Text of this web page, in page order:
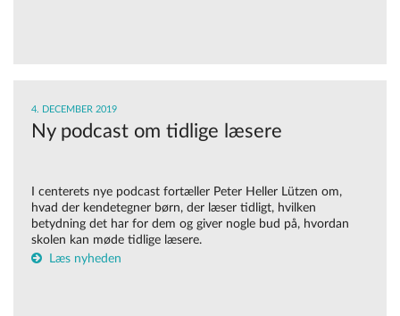
4. DECEMBER 2019
Ny podcast om tidlige læsere
I centerets nye podcast fortæller Peter Heller Lützen om,
hvad der kendetegner børn, der læser tidligt, hvilken
betydning det har for dem og giver nogle bud på, hvordan
skolen kan møde tidlige læsere.
Læs nyheden